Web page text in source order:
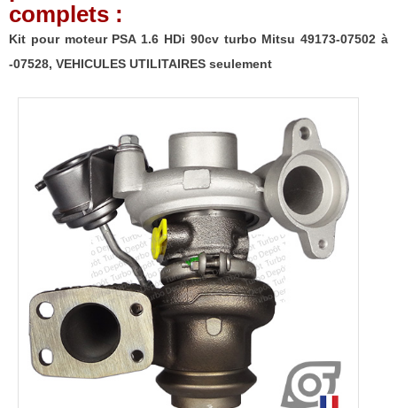
complets :
Kit pour moteur PSA 1.6 HDi 90cv turbo Mitsu 49173-07502 à
-07528, VEHICULES UTILITAIRES seulement